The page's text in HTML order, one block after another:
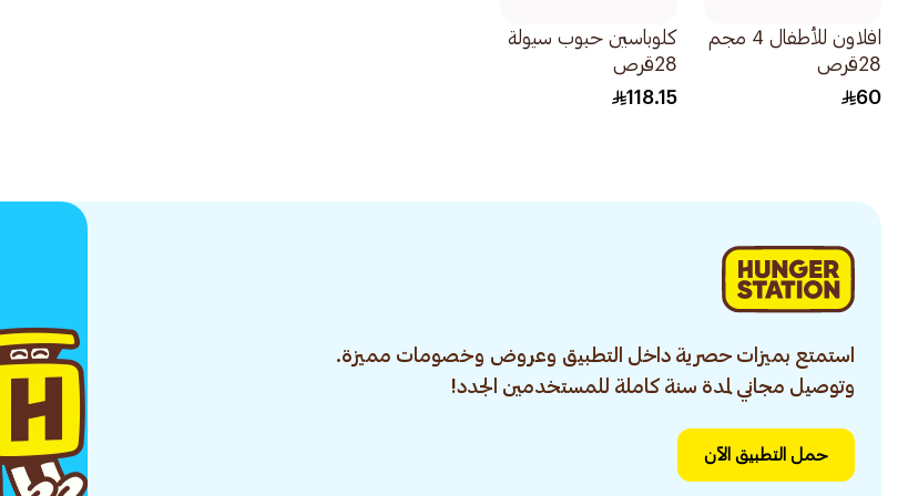
افلاون للأطفال 4 مجم
28قرص
60
كلوباسين حبوب سيولة
28قرص
118.15
استمتع بميزات حصرية داخل التطبيق وعروض وخصومات مميزة.
وتوصيل مجاني لمدة سنة كاملة للمستخدمين الجدد!
حمل التطبيق الآن